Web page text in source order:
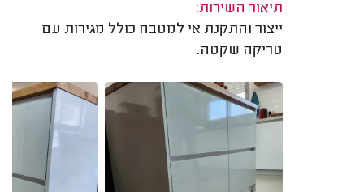
תיאור השירות:
ייצור והתקנת אי למטבח כולל מגירות עם
טריקה שקטה.